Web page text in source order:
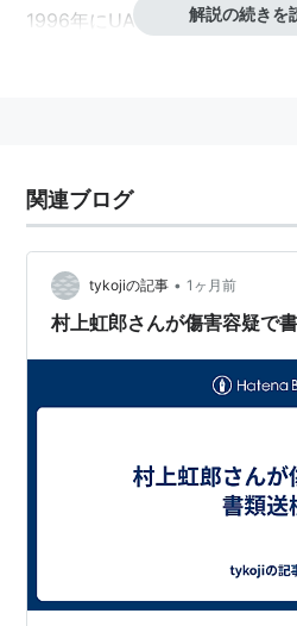
1996年にUAと結婚、長男を
主な映画
『右向け左』
『バウンスkoGALS』
『失楽園』
『金融腐蝕列島』
『RED SHADOW赤影』
『アイデン＆ティティ』
解説の続きを
関連ブログ
tykojiの記事 • 1ヶ月前
村上虹郎さんが傷害容疑で